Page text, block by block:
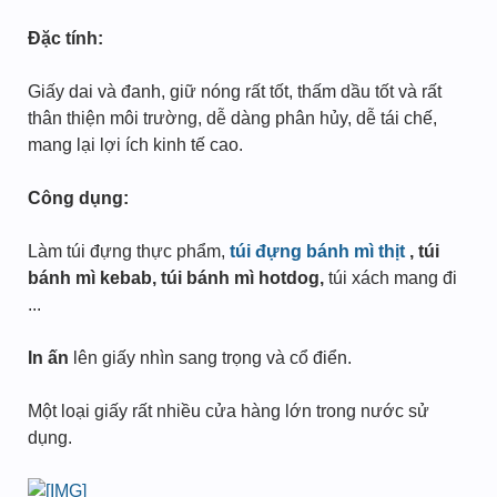
Đặc tính:
Giấy dai và đanh, giữ nóng rất tốt, thấm dầu tốt và rất
thân thiện môi trường, dễ dàng phân hủy, dễ tái chế,
mang lại lợi ích kinh tế cao.
Công dụng:
Làm túi đựng thực phẩm, túi đựng bánh mì thịt , túi
bánh mì kebab, túi bánh mì hotdog, túi xách mang đi
...
In ấn lên giấy nhìn sang trọng và cổ điển.
Một loại giấy rất nhiều cửa hàng lớn trong nước sử
dụng.